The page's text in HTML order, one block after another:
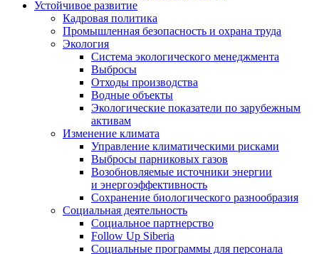
Устойчивое развитие
Кадровая политика
Промышленная безопасность и охрана труда
Экология
Система экологического менеджмента
Выбросы
Отходы производства
Водные объекты
Экологические показатели по зарубежным
активам
Изменение климата
Управление климатическими рисками
Выбросы парниковых газов
Возобновляемые источники энергии
и энергоэффективность
Сохранение биологического разнообразия
Социальная деятельность
Социальное партнерство
Follow Up Siberia
Социальные программы для персонала